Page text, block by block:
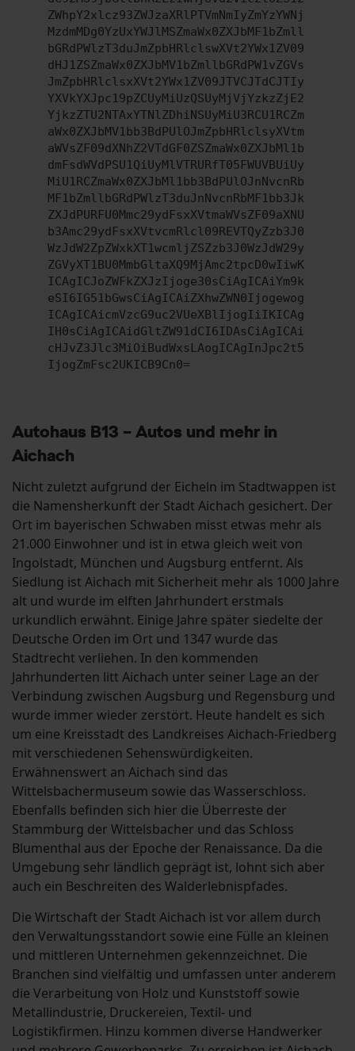
ZWhpY2xlcz93ZWJzaXRlPTVmNmIyZmYzYWNj
MzdmMDg0YzUxYWJlMSZmaWx0ZXJbMF1bZmll
bGRdPWlzT3duJmZpbHRlclswXVt2YWx1ZV09
dHJ1ZSZmaWx0ZXJbMV1bZmllbGRdPW1vZGVs
JmZpbHRlclsxXVt2YWx1ZV09JTVCJTdCJTIy
YXVkYXJpc19pZCUyMiUzQSUyMjVjYzkzZjE2
YjkzZTU2NTAxYTNlZDhiNSUyMiU3RCU1RCZm
aWx0ZXJbMV1bb3BdPUlOJmZpbHRlclsyXVtm
aWVsZF09dXNhZ2VTdGF0ZSZmaWx0ZXJbMl1b
dmFsdWVdPSU1QiUyMlVTRURfT05FWUVBUiUy
MiU1RCZmaWx0ZXJbMl1bb3BdPUlOJnNvcnRb
MF1bZmllbGRdPWlzT3duJnNvcnRbMF1bb3Jk
ZXJdPURFU0Mmc29ydFsxXVtmaWVsZF09aXNU
b3Amc29ydFsxXVtvcmRlcl09REVTQyZzb3J0
WzJdW2ZpZWxkXT1wcmljZSZzb3J0WzJdW29y
ZGVyXT1BU0MmbGltaXQ9MjAmc2tpcD0wIiwK
ICAgICJoZWFkZXJzIjoge30sCiAgICAiYm9k
eSI6IG51bGwsCiAgICAiZXhwZWN0Ijogewog
ICAgICAicmVzcG9uc2VUeXBlIjogIiIKICAg
IH0sCiAgICAidGltZW91dCI6IDAsCiAgICAi
cHJvZ3Jlc3MiOiBudWxsLAogICAgInJpc2t5
IjogZmFsc2UKICB9Cn0=
Autohaus B13 – Autos und mehr in
Aichach
Nicht zuletzt aufgrund der Eicheln im Stadtwappen ist
die Namensherkunft der Stadt Aichach gesichert. Der
Ort im bayerischen Schwaben misst etwas mehr als
21.000 Einwohner und ist in etwa gleich weit von
Ingolstadt, München und Augsburg entfernt. Als
Siedlung ist Aichach mit Sicherheit mehr als 1000 Jahre
alt und wurde im elften Jahrhundert erstmals
urkundlich erwähnt. Einige Jahre später siedelte der
Deutsche Orden im Ort und 1347 wurde das
Stadtrecht verliehen. In den kommenden
Jahrhunderten litt Aichach unter seiner Lage an der
Verbindung zwischen Augsburg und Regensburg und
wurde immer wieder zerstört. Heute handelt es sich
um eine Kreisstadt des Landkreises Aichach-Friedberg
mit verschiedenen Sehenswürdigkeiten.
Erwähnenswert an Aichach sind das
Wittelsbachermuseum sowie das Wasserschloss.
Ebenfalls befinden sich hier die Überreste der
Stammburg der Wittelsbacher und das Schloss
Blumenthal aus der Epoche der Renaissance. Da die
Umgebung sehr ländlich geprägt ist, lohnt sich aber
auch ein Beschreiten des Walderlebnispfades.
Die Wirtschaft der Stadt Aichach ist vor allem durch
den Verwaltungsstandort sowie eine Fülle an kleinen
und mittleren Unternehmen gekennzeichnet. Die
Branchen sind vielfältig und umfassen unter anderem
die Verarbeitung von Holz und Kunststoff sowie
Metallindustrie, Druckereien, Textil- und
Logistikfirmen. Hinzu kommen diverse Handwerker